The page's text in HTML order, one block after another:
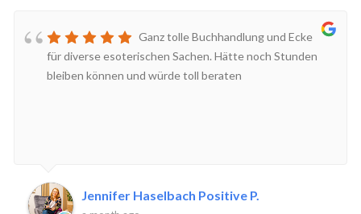
Ganz tolle Buchhandlung und Ecke
für diverse esoterischen Sachen. Hätte noch Stunden
bleiben können und würde toll beraten
Jennifer Haselbach Positive P.